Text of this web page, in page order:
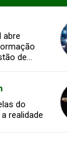
abre
de
do
realidade